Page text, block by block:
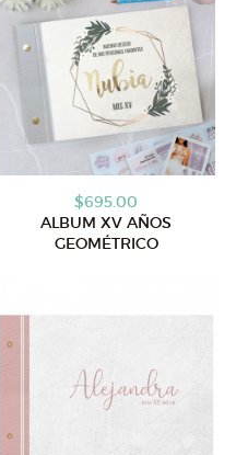
$695.00
ALBUM XV AÑOS
GEOMÉTRICO